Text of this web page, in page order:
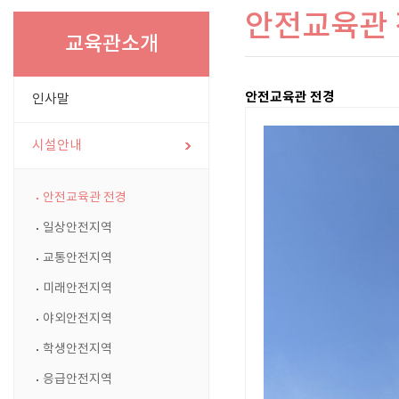
교육관소개
인사말
시설안내
안전교육관 전경
일상안전지역
교통안전지역
미래안전지역
야외안전지역
학생안전지역
응급안전지역
안전교육관
안전교육관 전경